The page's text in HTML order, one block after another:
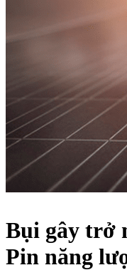
Bụi gây trở
Pin năng